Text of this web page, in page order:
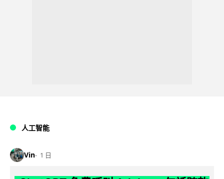
人工智能
Vin 1 日